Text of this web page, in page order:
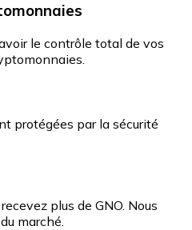
le contrôle total de vos
protégées par la sécurité
plus de GNO. Nous
marché.